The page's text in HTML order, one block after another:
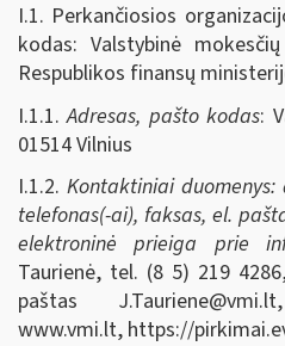
I.1. Perkančiosios
kodas: Valstybinė
Respublikos finansų
I.1.1.Adresas, pašto kodas:
01514 Vilnius
I.1.2. Kontaktiniai duomenys:
telefonas(-ai), faksas, el.
elektroninė prieiga prie
Taurienė, tel. (8 5) 219
paštas J.Tauriene@vmi.lt
www.vmi.lt, https://